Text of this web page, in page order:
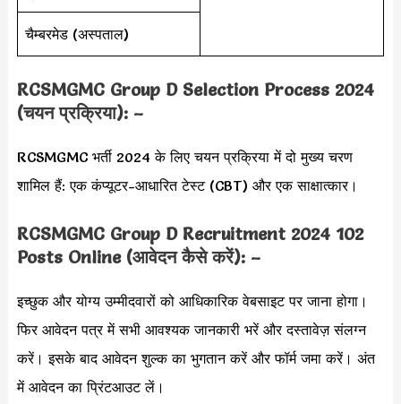
चैम्बरमेड (अस्पताल)
RCSMGMC Group D Selection Process 2024
(चयन प्रक्रिया): –
RCSMGMC भर्ती 2024 के लिए चयन प्रक्रिया में दो मुख्य चरण
शामिल हैं: एक कंप्यूटर-आधारित टेस्ट (CBT) और एक साक्षात्कार।
RCSMGMC Group D Recruitment 2024 102
Posts Online (आवेदन कैसे करें): –
इच्छुक और योग्य उम्मीदवारों को आधिकारिक वेबसाइट पर जाना होगा।
फिर आवेदन पत्र में सभी आवश्यक जानकारी भरें और दस्तावेज़ संलग्न
करें। इसके बाद आवेदन शुल्क का भुगतान करें और फॉर्म जमा करें। अंत
में आवेदन का प्रिंटआउट लें।